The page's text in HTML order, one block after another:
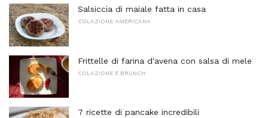
Salsiccia di maiale fatta in casa
COLAZIONE AMERICANA
Frittelle di farina d'avena con salsa di mele
COLAZIONE E BRUNCH
7 ricette di pancake incredibili